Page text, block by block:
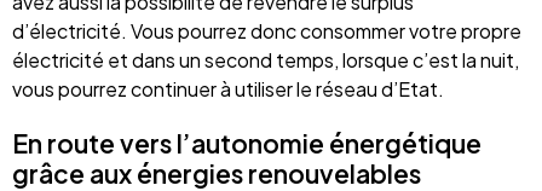
d’électricité. Vous pourrez donc consommer votre propre
électricité et dans un second temps, lorsque c’est la nuit,
vous pourrez continuer à utiliser le réseau d’Etat.
En route vers l’autonomie énergétique
grâce aux énergies renouvelables